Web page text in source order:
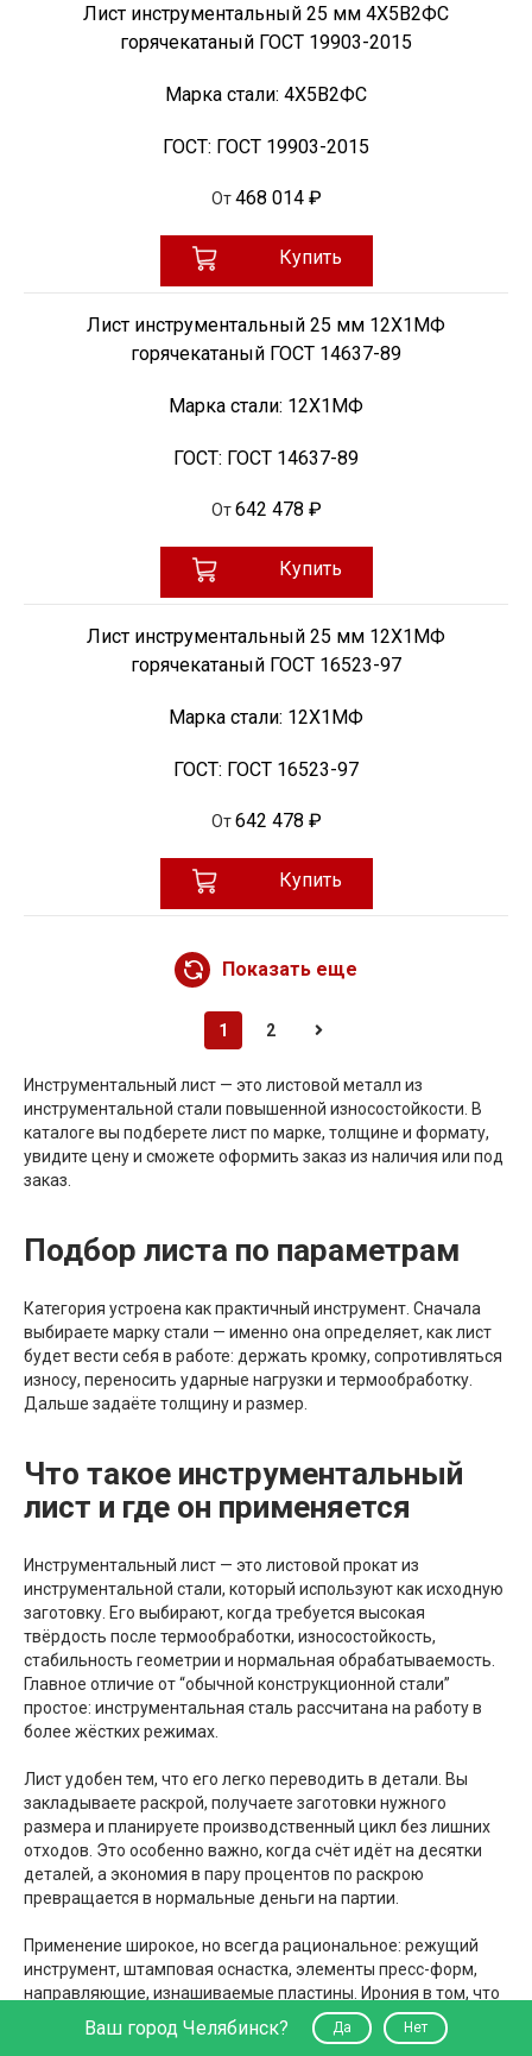
Лист инструментальный 25 мм 4Х5В2ФС
горячекатаный ГОСТ 19903-2015
Марка стали: 4Х5В2ФС
ГОСТ: ГОСТ 19903-2015
От 468 014 ₽
Купить
Лист инструментальный 25 мм 12Х1МФ
горячекатаный ГОСТ 14637-89
Марка стали: 12Х1МФ
ГОСТ: ГОСТ 14637-89
От 642 478 ₽
Купить
Лист инструментальный 25 мм 12Х1МФ
горячекатаный ГОСТ 16523-97
Марка стали: 12Х1МФ
ГОСТ: ГОСТ 16523-97
От 642 478 ₽
Купить
Показать еще
1 2
Инструментальный лист — это листовой металл из
инструментальной стали повышенной износостойкости. В
каталоге вы подберете лист по марке, толщине и формату,
увидите цену и сможете оформить заказ из наличия или под
заказ.
Подбор листа по параметрам
Категория устроена как практичный инструмент. Сначала
выбираете марку стали — именно она определяет, как лист
будет вести себя в работе: держать кромку, сопротивляться
износу, переносить ударные нагрузки и термообработку.
Дальше задаёте толщину и размер.
Что такое инструментальный
лист и где он применяется
Инструментальный лист — это листовой прокат из
инструментальной стали, который используют как исходную
заготовку. Его выбирают, когда требуется высокая
твёрдость после термообработки, износостойкость,
стабильность геометрии и нормальная обрабатываемость.
Главное отличие от “обычной конструкционной стали”
простое: инструментальная сталь рассчитана на работу в
более жёстких режимах.
Лист удобен тем, что его легко переводить в детали. Вы
закладываете раскрой, получаете заготовки нужного
размера и планируете производственный цикл без лишних
отходов. Это особенно важно, когда счёт идёт на десятки
деталей, а экономия в пару процентов по раскрою
превращается в нормальные деньги на партии.
Применение широкое, но всегда рациональное: режущий
инструмент, штамповая оснастка, элементы пресс-форм,
направляющие, изнашиваемые пластины. Ирония в том, что
“инструментальный” — это не признак элитарности. Это
просто правильный материал для задач, где обычная сталь
Ваш город Челябинск? Да Нет